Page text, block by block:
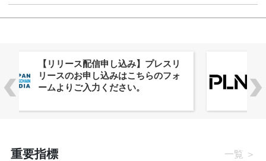
株式会社PlnX、アジア最大級のグロ
ーバルWeb3カンファレンス
「WebX2026」とのコラボレーショ
重要指標 一覧